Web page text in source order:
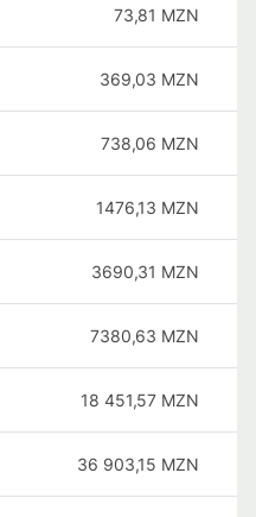
73,81 MZN
369,03 MZN
738,06 MZN
1476,13 MZN
3690,31 MZN
7380,63 MZN
18 451,57 MZN
36 903,15 MZN